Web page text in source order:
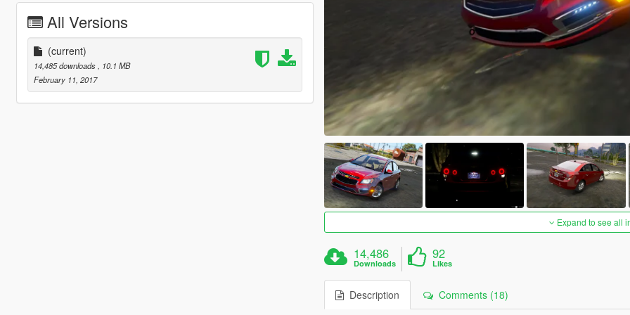
All Versions
(current)
14,485 downloads
, 10.1 MB
February 11, 2017
Expand to see all
14,486
Downloads
92
Likes
Description Comments (18)